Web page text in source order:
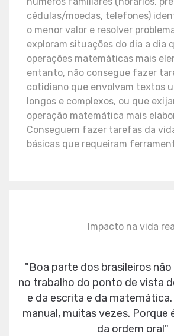
cédulas/moedas, telefones)
o menor valor e resolver
exploram situações do dia a dia
operações matemáticas mais
entanto, não consegue fazer
cotidiano que envolvam textos
longos e complexos, ou que
operação matemática mais
Conseguem fazer tarefas da
básicas que requeiram
Impacto na vida
"Boa parte dos brasileiros
no trabalho do ponto de vista
e da escrita e da matemática.
manual, muitas vezes. Porque
da ordem oral"